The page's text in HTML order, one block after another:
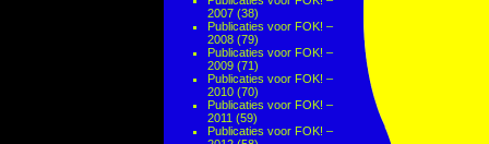
2007 (38)
Publicaties voor FOK! –
2008 (79)
Publicaties voor FOK! –
2009 (71)
Publicaties voor FOK! –
2010 (70)
Publicaties voor FOK! –
2011 (59)
Publicaties voor FOK! –